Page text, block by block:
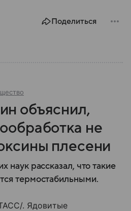
Поделиться
объяснил,
не
плесени
наук рассказал, что такие
термостабильными.
. Ядовитые